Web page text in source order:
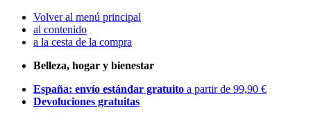
Volver al menú principal
al contenido
a la cesta de la compra
Belleza, hogar y bienestar
España: envío estándar gratuito a partir de 99,90 €
Devoluciones gratuitas